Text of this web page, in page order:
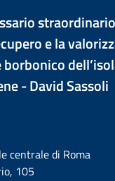
e la
borbonico
- David Sassoli
centrale di Roma
105